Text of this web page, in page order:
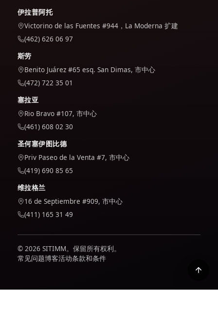
伊拉普阿托
Victorino de las Fuentes #944，La Moderna 扩建
(462) 626 06 97
斯劳
Benito Juárez #65 esq. San Dimas, 市中心
(472) 722 35 01
塞拉亚
Rio Bravo #107, 市中心
(461) 608 02 30
圣何塞伊图比德
Priv Paseo de la Venta #7, 市中心
(419) 690 85 65
维拉格兰
16 de Septiembre #909, 市中心
(411) 165 31 49
© 2026 SITIMM。保留所有权利。
常见问题博客活动条款和条件